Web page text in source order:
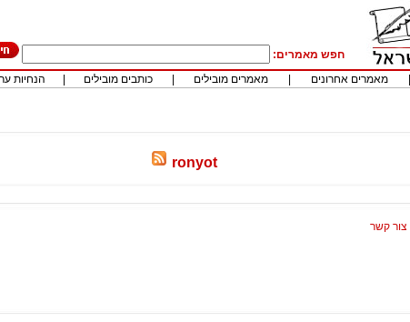
חפש מאמרים:
מאמרים אחרונים מאמרים מובילים כותבים מובילים הנחיות
ronyot
צור קשר